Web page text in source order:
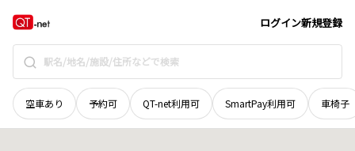
ログイン新規登録
空車あり 予約可 QT-net利用可 SmartPay利用可 車椅子
愛媛県